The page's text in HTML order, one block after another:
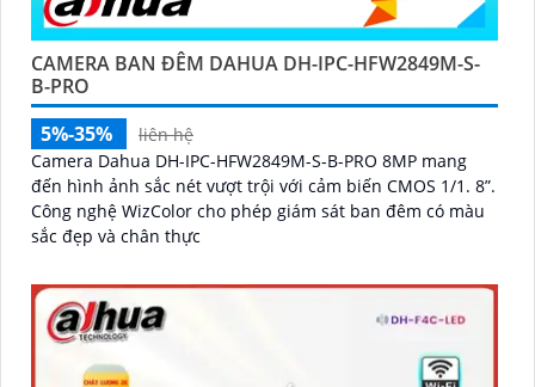
CAMERA BAN ĐÊM DAHUA DH-IPC-HFW2849M-S-
B-PRO
5%-35%
liên hệ
Camera Dahua DH-IPC-HFW2849M-S-B-PRO 8MP mang
đến hình ảnh sắc nét vượt trội với cảm biến CMOS 1/1. 8”.
Công nghệ WizColor cho phép giám sát ban đêm có màu
sắc đẹp và chân thực